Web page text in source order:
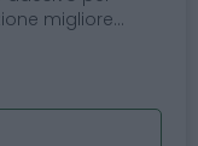
migliore...